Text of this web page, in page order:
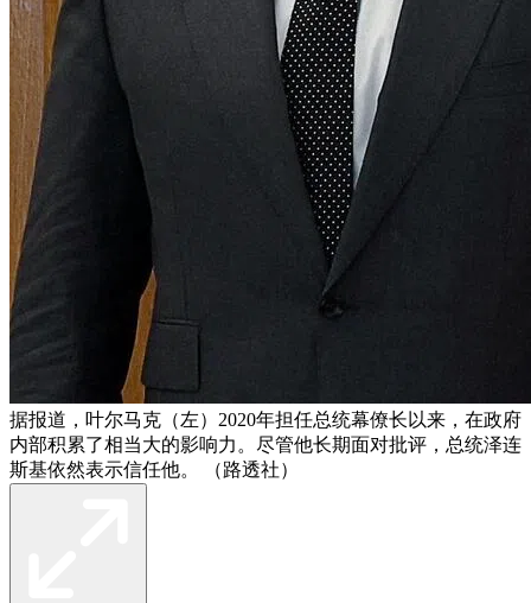
据报道，叶尔马克（左）2020年担任总统幕僚长以来，在政府
内部积累了相当大的影响力。尽管他长期面对批评，总统泽连
斯基依然表示信任他。 （路透社）